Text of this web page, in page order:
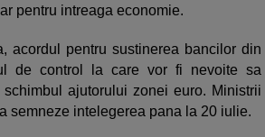
pentru intreaga economie.
acordul pentru sustinerea bancilor din
de control la care vor fi nevoite sa
ajutorului zonei euro. Ministrii
semneze intelegerea pana la 20 iulie.